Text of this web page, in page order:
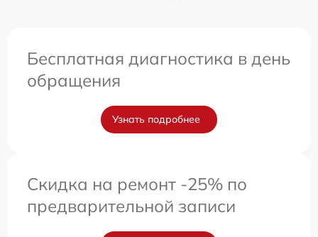
Бесплатная диагностика в день
обращения
Узнать подробнее
Скидка на ремонт -25% по
предварительной записи